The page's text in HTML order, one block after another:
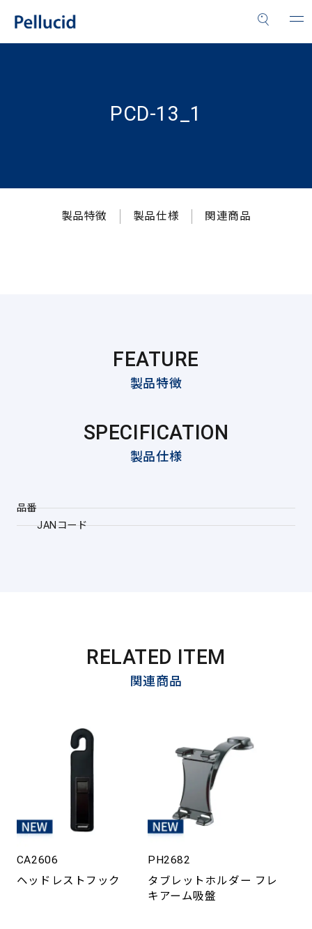
PCD-13_1
製品特徴 製品仕様 関連商品
FEATURE
製品特徴
SPECIFICATION
製品仕様
品番
JANコード
RELATED ITEM
関連商品
CA2606
ヘッドレストフック
PH2682
タブレットホルダー フレ
キアーム吸盤